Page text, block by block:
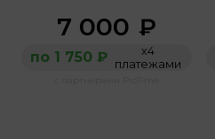
7 000 ₽
по 1 750 ₽
х4
платежами